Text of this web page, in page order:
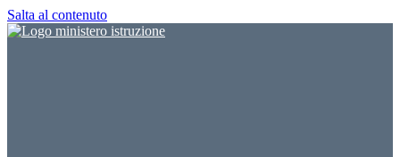
Salta al contenuto